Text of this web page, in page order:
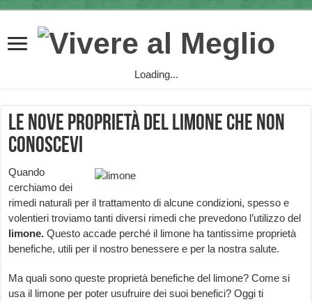
Loading...
Le nove proprietà del limone che non
conoscevi
Quando
cerchiamo dei
rimedi naturali per il trattamento di alcune condizioni, spesso e
volentieri troviamo tanti diversi rimedi che prevedono l’utilizzo del
limone. Questo accade perché il limone ha tantissime proprietà
benefiche, utili per il nostro benessere e per la nostra salute.
Ma quali sono queste proprietà benefiche del limone? Come si
usa il limone per poter usufruire dei suoi benefici? Oggi ti